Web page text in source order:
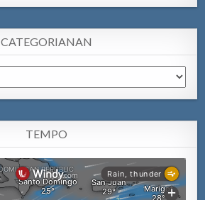
CATEGORIANAN
TEMPO